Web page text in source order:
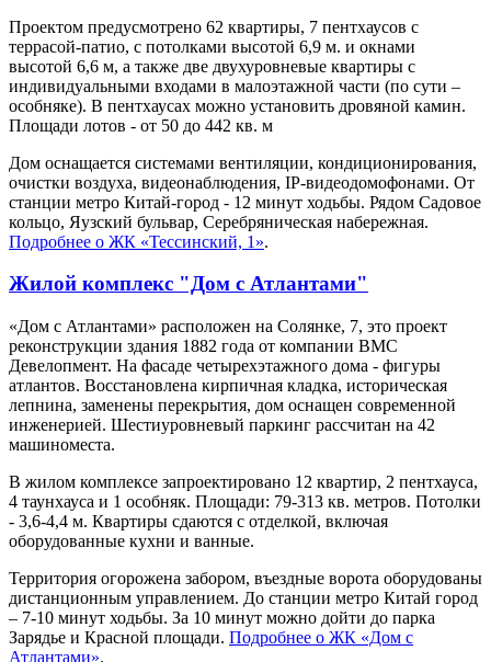
Проектом предусмотрено 62 квартиры, 7 пентхаусов с
террасой-патио, с потолками высотой 6,9 м. и окнами
высотой 6,6 м, а также две двухуровневые квартиры с
индивидуальными входами в малоэтажной части (по сути –
особняке). В пентхаусах можно установить дровяной камин.
Площади лотов - от 50 до 442 кв. м
Дом оснащается системами вентиляции, кондиционирования,
очистки воздуха, видеонаблюдения, IP-видеодомофонами. От
станции метро Китай-город - 12 минут ходьбы. Рядом Садовое
кольцо, Яузский бульвар, Серебряническая набережная.
Подробнее о ЖК «Тессинский, 1».
Жилой комплекс "Дом с Атлантами"
«Дом с Атлантами» расположен на Солянке, 7, это проект
реконструкции здания 1882 года от компании ВМС
Девелопмент. На фасаде четырехэтажного дома - фигуры
атлантов. Восстановлена кирпичная кладка, историческая
лепнина, заменены перекрытия, дом оснащен современной
инженерией. Шестиуровневый паркинг рассчитан на 42
машиноместа.
В жилом комплексе запроектировано 12 квартир, 2 пентхауса,
4 таунхауса и 1 особняк. Площади: 79-313 кв. метров. Потолки
- 3,6-4,4 м. Квартиры сдаются с отделкой, включая
оборудованные кухни и ванные.
Территория огорожена забором, въездные ворота оборудованы
дистанционным управлением. До станции метро Китай город
– 7-10 минут ходьбы. За 10 минут можно дойти до парка
Зарядье и Красной площади. Подробнее о ЖК «Дом с
Атлантами».